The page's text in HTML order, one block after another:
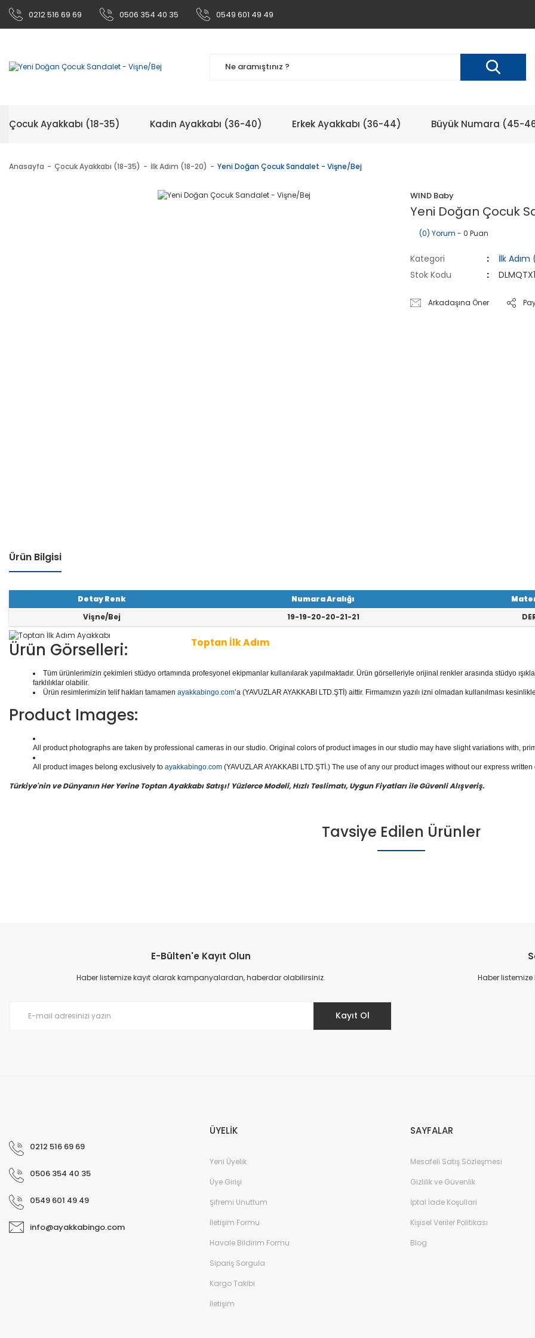
0212 516 69 69 0506 354 40 35 0549 601 49 49
Çocuk Ayakkabı (18-35) Kadın Ayakkabı (36-40) Erkek Ayakkabı (36-44) Büyük Numara (45-
Anasayfa Çocuk Ayakkabı (18-35) İlk Adım (18-20) Yeni Doğan Çocuk Sandalet - Vişne/Bej
WIND Baby
Yeni Doğan Çocuk
(0) Yorum - 0 Puan
Kategori
İlk
Stok Kodu
Arkadaşına Öner
Ürün Bilgisi
Detay Renk Numara Aralığı
Vişne/Bej
19-19-20-20-21-21
Toptan İlk Adım
1 seri içinde6çift ayakkabı bulunur. Toptan İlk Adım
kategorisinde; Sandaletler, Kaliteli Deri İl
k Adımlar, Ortopedik İlk Adımlar ve daha binlerce model ilk adım mevcuttur.
Yüzlerce modeli, hızlı teslimatı, uygun
rişin en doğru adresi Yavuzlar Ayakkabı!
Ürün Görselleri:
Tüm ürünlerimizin çekimleri stüdyo ortamında profesyonel ekipmanlar kullanılarak yapılmaktadır. Ürün görselleriyle orijinal renkler arasında stüdyo
farklılıklar olabilir.
Ürün resimlerimizin telif hakları tamamen ayakkabingo.com’a (YAVUZLAR AYAKKABI LTD.ŞTİ) aittir. Firmamızın yazılı izni olmadan kullanılması
Product Images:
All product photographs are taken by professional cameras in our studio. Original colors of product images in our studio may have slight variations with,
All product images belong exclusively to ayakkabingo.com (YAVUZLAR AYAKKABI LTD.ŞTİ.) The use of any our product images without our express
Türkiye'nin ve Dünyanın Her Yerine Toptan Ayakkabı Satışı! Yüzlerce Modeli, Hızlı Teslimatı, Uygun Fiyatları ile Güvenli Alışveriş.
Tavsiye Edilen Ürünler
E-Bülten'e Kayıt Olun
Haber listemize kayıt olarak kampanyalardan, haberdar olabilirsiniz.
Kayıt Ol
Haber
0212 516 69 69
0506 354 40 35
0549 601 49 49
info@ayakkabingo.com
ÜYELİK
Yeni Üyelik
Üye Girişi
Şifremi Unuttum
İletişim Formu
Havale Bildirim Formu
Sipariş Sorgula
Kargo Takibi
İletişim
SAYFALAR
Mesafeli Satış Sözleşmesi
Gizlilik ve Güvenlik
İptal İade Koşullari
Kişisel Veriler Politikası
Blog